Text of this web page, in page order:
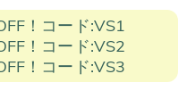
！コード:VS1
！コード:VS2
！コード:VS3